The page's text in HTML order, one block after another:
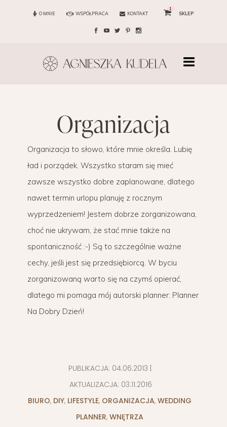
O MNIE WSPÓŁPRACA KONTAKT
1
SKLEP
organizacja
Organizacja to słowo, które mnie określa. Lubię
ład i porządek. Wszystko staram się mieć
zawsze wszystko dobre zaplanowane, dlatego
nawet termin urlopu planuję z rocznym
wyprzedzeniem! Jestem dobrze zorganizowana,
choć nie ukrywam, że stać mnie także na
spontaniczność :-) Są to szczególnie ważne
cechy, jeśli jest się przedsiębiorcą. W byciu
zorganizowaną warto się na czymś opierać,
dlatego mi pomaga mój autorski planner: Planner
Na Dobry Dzień!
PUBLIKACJA: 04.06.2013
AKTUALIZACJA: 03.11.2016
BIURO, DIY, LIFESTYLE, ORGANIZACJA, WEDDING
PLANNER, WNĘTRZA